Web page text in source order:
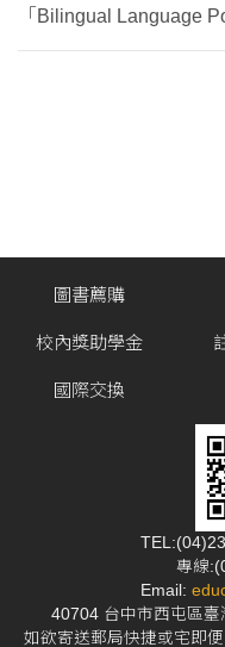
「Bilingual Language
圖書薦購
校內獎助學金
國際交換
專線
Email:
40704 台中市西屯區
如欲寄送郵局快捷或宅即